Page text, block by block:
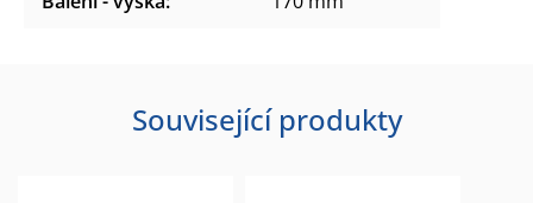
Související produkty